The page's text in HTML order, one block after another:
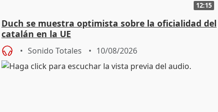
12:15
Duch se muestra optimista sobre la oficialidad del
catalán en la UE
Sonido Totales 10/08/2026